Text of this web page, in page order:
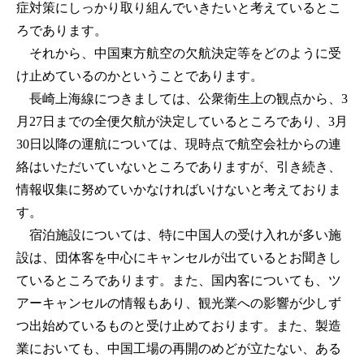
症対策にしっかり取り組んでいきたいと考えているとこ
ろであります。
それから、中国東方航空の欠航決定等をどのように受
け止めているのかということであります。
長崎上海線につきましては、公衆衛生上の観点から、3
月27日までの全便欠航が決定しているところであり、3月
30日以降の運航については、現時点で航空会社からの連
絡はいただいていないところでありますが、引き続き、
情報収集に努めていかなければいけないと考えておりま
す。
宿泊施設については、特に中国人の受け入れが多い施
設は、団体客を中心にキャンセルが出ているとお聞きし
ているところであります。また、国内客についても、ツ
アーキャンセルの情報もあり、観光業への影響が少しず
つ出始めているものと受け止めております。また、製造
業においても、中国工場の再開のめどが立たない、ある